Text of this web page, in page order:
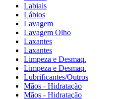
Labiais
Lábios
Lavagem
Lavagem Olho
Laxantes
Laxantes
Limpeza e Desmaq.
Limpeza e Desmaq.
Lubrificantes/Outros
Mãos - Hidratação
Mãos - Hidratação